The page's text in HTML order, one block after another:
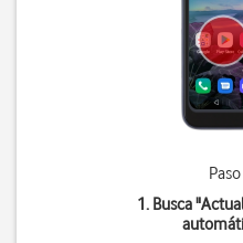
1. Busca "